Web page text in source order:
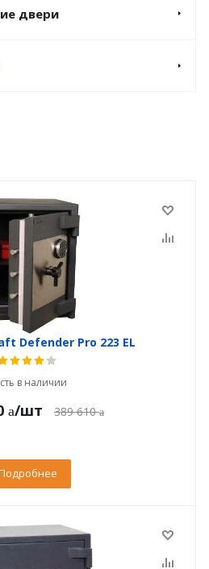
двери
Defender Pro 223 EL
в наличии
/шт 389 610